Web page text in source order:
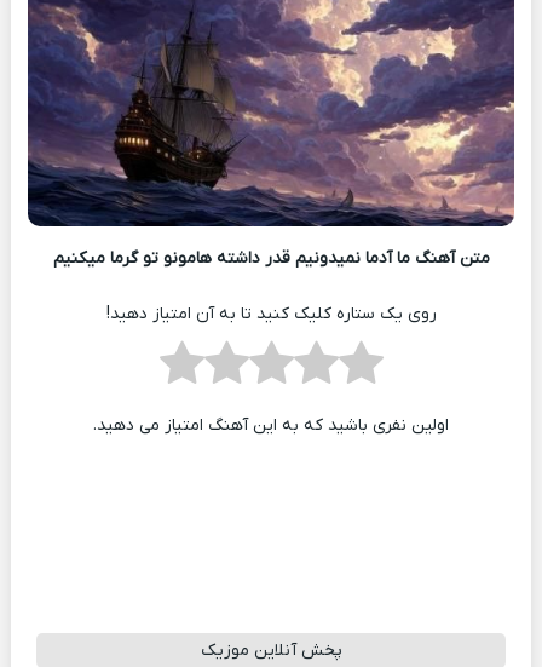
متن آهنگ ما آدما نمیدونیم قدر داشته هامونو تو گرما میکنیم
روی یک ستاره کلیک کنید تا به آن امتیاز دهید!
اولین نفری باشید که به این آهنگ امتیاز می دهید.
پخش آنلاین موزیک